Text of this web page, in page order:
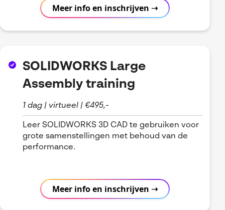
Meer info en inschrijven ➝
SOLIDWORKS Large
Assembly training
1 dag | virtueel | €495,-
Leer SOLIDWORKS 3D CAD te gebruiken voor
grote samenstellingen met behoud van de
performance.
Meer info en inschrijven ➝